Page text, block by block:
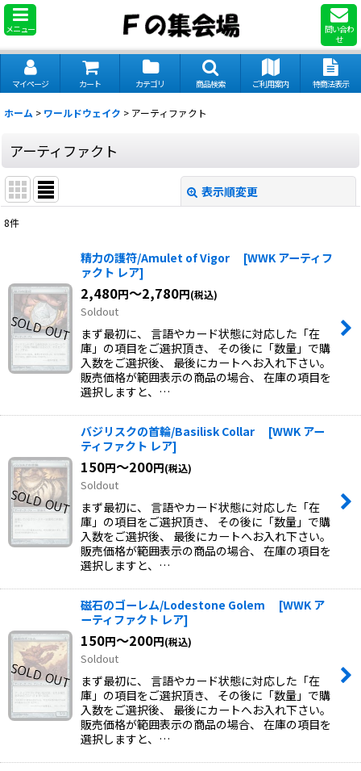
メニュー
問い合わ
せ
マイページ カート カテゴリ 商品検索 ご利用案内 特商法表示
ホーム > ワールドウェイク > アーティファクト
アーティファクト
表示順変更
並び順:
絞り込む
8件
精力の護符/Amulet of Vigor [WWK アーティフ
ァクト レア]
2,480円～2,780円(税込)
Soldout
まず最初に、 言語やカード状態に対応した「在
庫」の項目をご選択頂き、 その後に「数量」で購
入数をご選択後、 最後にカートへお入れ下さい。
販売価格が範囲表示の商品の場合、 在庫の項目を
選択しますと、…
バジリスクの首輪/Basilisk Collar [WWK アー
ティファクト レア]
150円～200円(税込)
Soldout
まず最初に、 言語やカード状態に対応した「在
庫」の項目をご選択頂き、 その後に「数量」で購
入数をご選択後、 最後にカートへお入れ下さい。
販売価格が範囲表示の商品の場合、 在庫の項目を
選択しますと、…
磁石のゴーレム/Lodestone Golem [WWK ア
ーティファクト レア]
150円～200円(税込)
Soldout
まず最初に、 言語やカード状態に対応した「在
庫」の項目をご選択頂き、 その後に「数量」で購
入数をご選択後、 最後にカートへお入れ下さい。
販売価格が範囲表示の商品の場合、 在庫の項目を
選択しますと、…